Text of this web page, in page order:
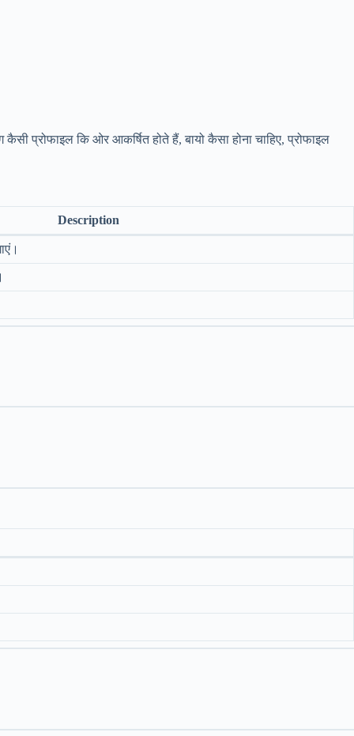
प्रोफाइल कि ओर आकर्षित होते हैं, बायो कैसा होना चाहिए, प्रोफाइल
Description